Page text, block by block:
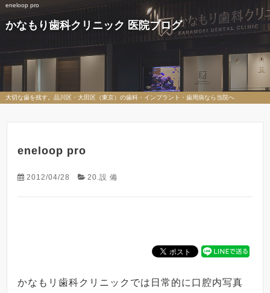
eneloop pro
かなもり歯科クリニック 医院ブログ
大切な歯を残す。品川区・大田区（東京）の歯科・インプラント・歯周病なら当院へ
eneloop pro
2012/04/28 20.設 備
かなもリ歯科クリニックでは日常的に口腔内写真